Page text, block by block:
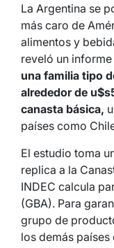
La Argentina se
más caro de
alimentos y
reveló un
una familia tipo
alrededor de
canasta básica,
países como
El estudio toma
replica a la
INDEC calcula
(GBA). Para
grupo de
los demás